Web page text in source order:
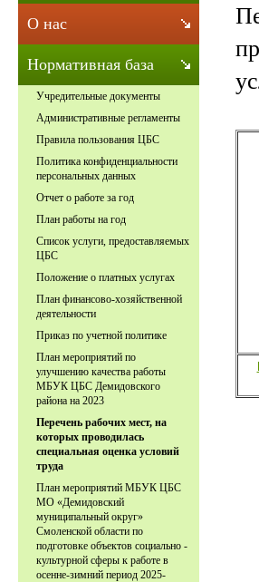
О нас
Нормативная база
Учредительные документы
Административные регламенты
Правила пользования ЦБС
Политика конфиденциальности
персональных данных
Отчет о работе за год
План работы на год
Список услуги, предоставляемых
ЦБС
Положение о платных услугах
План финансово-хозяйственной
деятельности
Приказ по учетной политике
План мероприятий по
улучшению качества работы
МБУК ЦБС Демидовского
района на 2023
Перечень рабочих мест, на
которых проводилась
специальная оценка условий
труда
План мероприятий МБУК ЦБС
МО «Демидовский
муниципальный округ»
Смоленской области по
подготовке объектов социально -
культурной сферы к работе в
осенне-зимний период 2025-